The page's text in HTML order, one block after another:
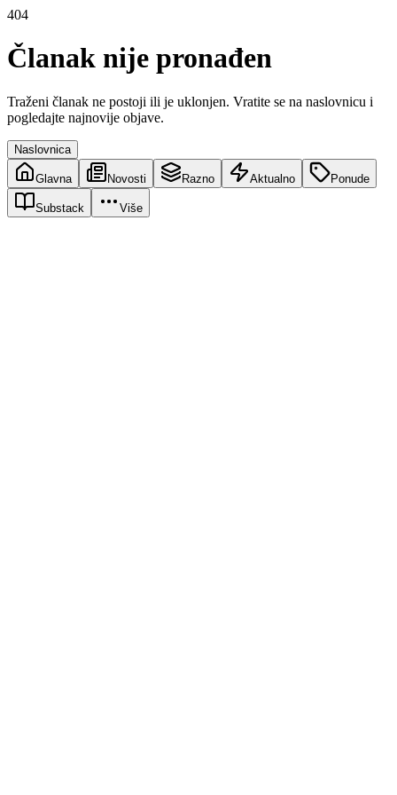
404
Članak nije pronađen
Traženi članak ne postoji ili je uklonjen. Vratite se na naslovnicu i
pogledajte najnovije objave.
Naslovnica
Glavna Novosti Razno Aktualno Ponude
Substack Više